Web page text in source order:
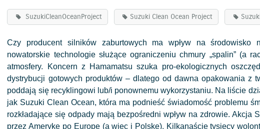
SuzukiCleanOceanProject Suzuki Clean Ocean Project
Czy producent silników zaburtowych ma wpływ na środowisko
nowatorskie technologie służące ograniczeniu chmury „spalin” (a
atmosfery. Koncern z Hamamatsu szuka pro-ekologicznych
dystrybucji gotowych produktów – dlatego od dawna opakowania z
poddają się recyklingowi lub/i ponownemu wykorzystaniu. Na liście
jak Suzuki Clean Ocean, która ma podnieść świadomość problemu
rozkładające się odpady mają bezpośredni wpływ na zdrowie.
przez Amerykę po Europę (a więc i Polskę). Kilkanaście tysięcy